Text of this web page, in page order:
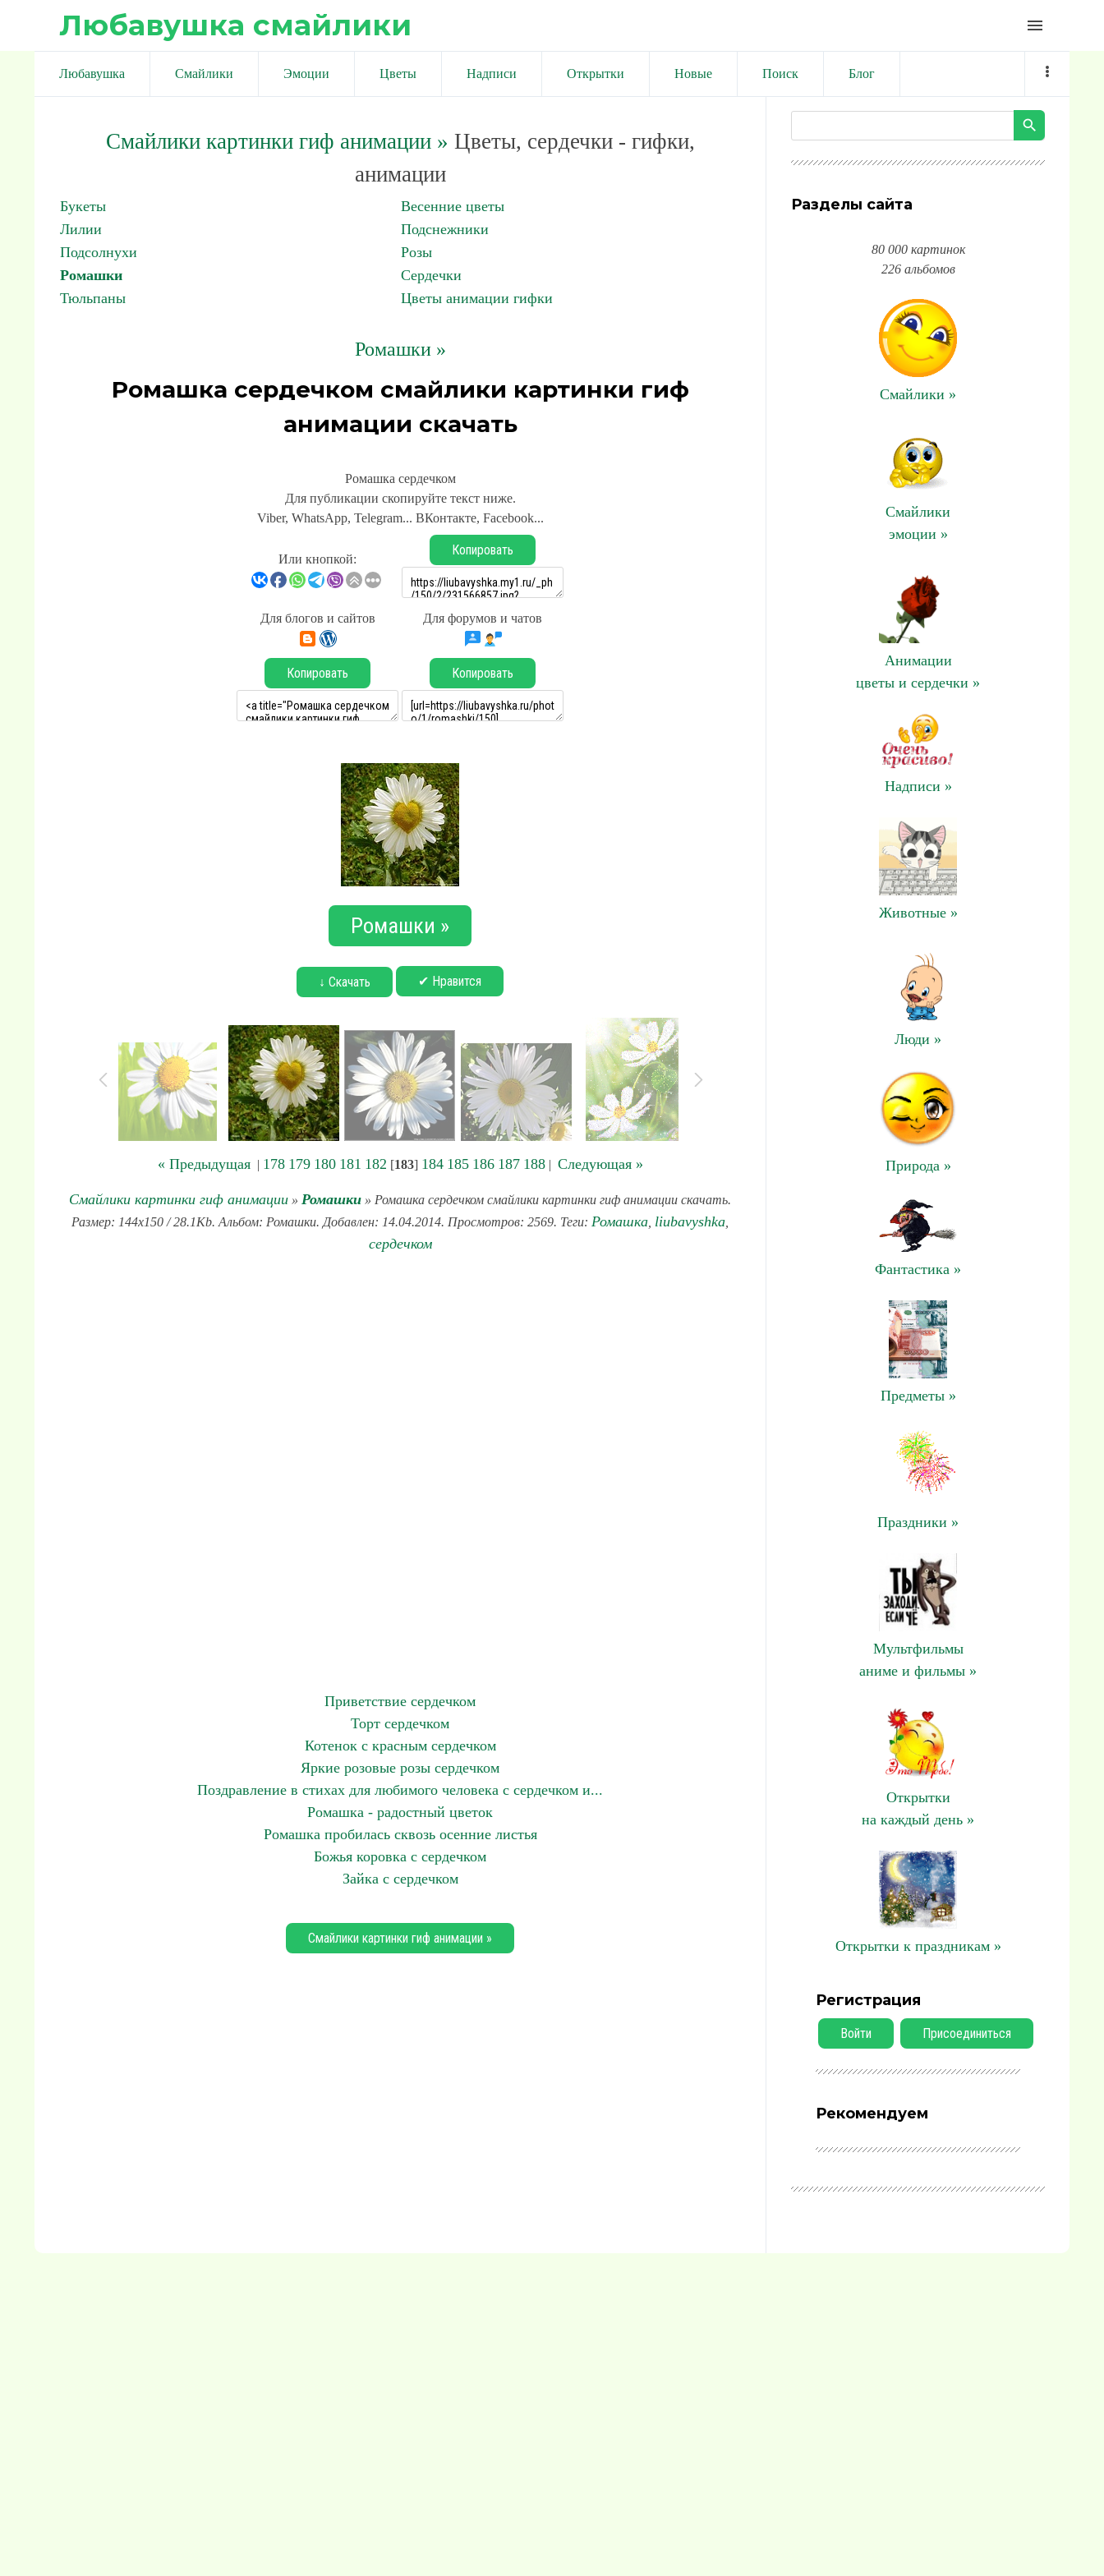
Любавушка смайлики menu
Любавушка Смайлики Эмоции Цветы Надписи Открытки Новые Поиск Блог
Смайлики картинки гиф анимации» Цветы, сердечки - гифки,
анимации
Букеты
Весенние цветы
Лилии
Подснежники
Подсолнухи
Розы
Ромашки
Сердечки
Тюльпаны
Цветы анимации гифки
Ромашки »
Ромашка сердечком смайлики картинки гиф
анимации скачать
Ромашка сердечком
Для публикации скопируйте текст ниже.
Viber, WhatsApp, Telegram... ВКонтакте, Facebook...
Или кнопкой:
Копировать
Для блогов и сайтов Для форумов и чатов
Копировать Копировать
Ромашки »
↓ Скачать ✔ Нравится
« Предыдущая| 178 179 180 181 182 [183] 184 185 186 187 188| Следующая »
Смайлики картинки гиф анимации » Ромашки » Ромашка сердечком смайлики картинки гиф анимации скачать.
Размер: 144x150 / 28.1Kb. Альбом: Ромашки. Добавлен: 14.04.2014. Просмотров: 2569. Теги: Ромашка liubavyshka
сердечком
Приветствие сердечком
Торт сердечком
Котенок с красным сердечком
Яркие розовые розы сердечком
Поздравление в стихах для любимого человека с сердечком и...
Ромашка - радостный цветок
Ромашка пробилась сквозь осенние листья
Божья коровка с сердечком
Зайка с сердечком
Смайлики картинки гиф анимации »
Разделы сайта
80 000 картинок
226 альбомов
Смайлики »
Смайлики
эмоции »
Анимации
цветы и сердечки »
Надписи »
Животные »
Люди »
Природа »
Фантастика »
Предметы »
Праздники »
Мультфильмы
аниме и фильмы »
Открытки
на каждый день »
Открытки к праздникам »
Регистрация
Войти Присоединиться
Рекомендуем